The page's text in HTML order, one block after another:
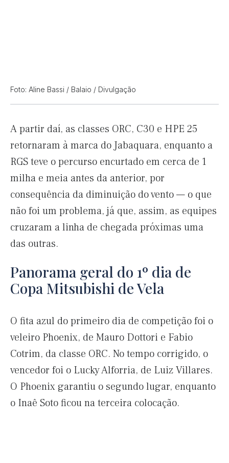
Foto: Aline Bassi / Balaio / Divulgação
A partir daí, as classes ORC, C30 e HPE 25
retornaram à marca do Jabaquara, enquanto a
RGS teve o percurso encurtado em cerca de 1
milha e meia antes da anterior, por
consequência da diminuição do vento — o que
não foi um problema, já que, assim, as equipes
cruzaram a linha de chegada próximas uma
das outras.
Panorama geral do 1º dia de
Copa Mitsubishi de Vela
O fita azul do primeiro dia de competição foi o
veleiro Phoenix, de Mauro Dottori e Fabio
Cotrim, da classe ORC. No tempo corrigido, o
vencedor foi o Lucky Alforria, de Luiz Villares.
O Phoenix garantiu o segundo lugar, enquanto
o Inaê Soto ficou na terceira colocação.